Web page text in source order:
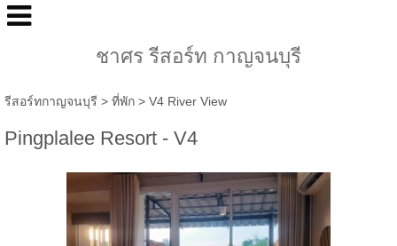
ชาศร รีสอร์ท กาญจนบุรี
รีสอร์ทกาญจนบุรี > ที่พัก> V4 River View
Pingplalee Resort - V4